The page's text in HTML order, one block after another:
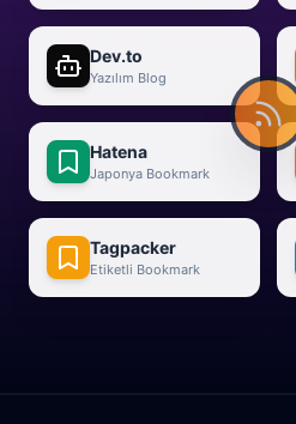
Dev.to
Yazılım Blog
Hatena
Japonya Bookmark
Tagpacker
Etiketli Bookmark